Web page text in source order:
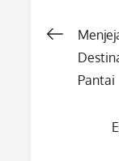
Post
Pantai